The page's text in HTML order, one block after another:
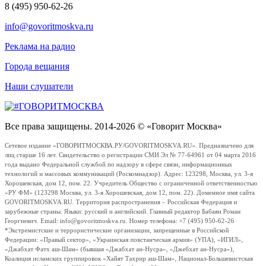
8 (495) 950-62-26
info@govoritmoskva.ru
Реклама на радио
Города вещания
Наши слушатели
Все права защищены. 2014-2026 © «Говорит Москва»
Сетевое издание «ГОВОРИТМОСКВА.РУ/GOVORITMOSKVA.RU». Предназначено для
лиц старше 16 лет. Свидетельство о регистрации СМИ Эл № 77-64961 от 04 марта 2016
года выдано Федеральной службой по надзору в сфере связи, информационных
технологий и массовых коммуникаций (Роскомнадзор). Адрес: 123298, Москва, ул. 3-я
Хорошевская, дом 12, пом. 22. Учредитель Общество с ограниченной ответственностью
«РУ ФМ» (123298 Москва, ул. 3-я Хорошевская, дом 12, пом. 22). Доменное имя сайта
GOVORITMOSKVA.RU. Территория распространения – Российская Федерация и
зарубежные страны. Языки: русский и английский. Главный редактор Бабаян Роман
Георгиевич. Email: info@govoritmoskva.ru. Номер телефона: +7 (495) 950-62-26
*Экстремистские и террористические организации, запрещенные в Российской
Федерации: «Правый сектор», «Украинская повстанческая армия» (УПА), «ИГИЛ»,
«Джабхат Фатх аш-Шам» (бывшая «Джабхат ан-Нусра», «Джебхат ан-Нусра»),
Коалиция исламских группировок «Хайят Тахрир аш-Шам», Национал-Большевистская